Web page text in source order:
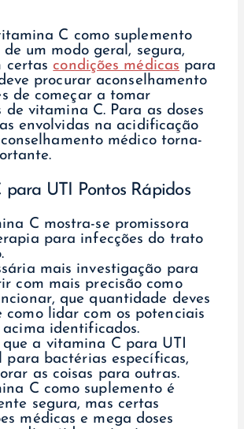
C como suplemento
um modo geral, segura,
certas condições médicas para
procurar aconselhamento
de começar a tomar
de vitamina C. Para as doses
envolvidas na acidificação
médico torna-
UTI Pontos Rápidos
C mostra-se promissora
para infecções do trato
mais investigação para
com mais precisão como
que quantidade deves
como lidar com os potenciais
acima identificados.
que a vitamina C para UTI
para bactérias específicas,
as coisas para outras.
C como suplemento é
segura, mas certas
médicas e mega doses